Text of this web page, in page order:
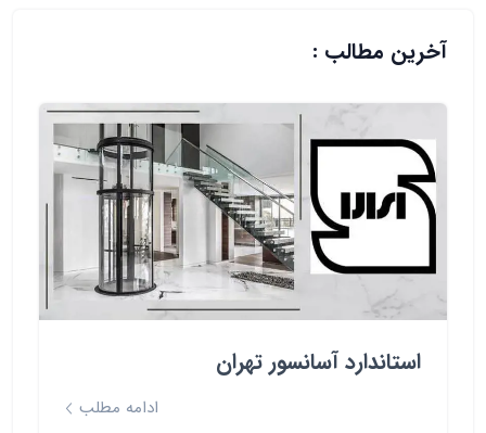
آخرین مطالب :
استاندارد آسانسور تهران
ادامه مطلب